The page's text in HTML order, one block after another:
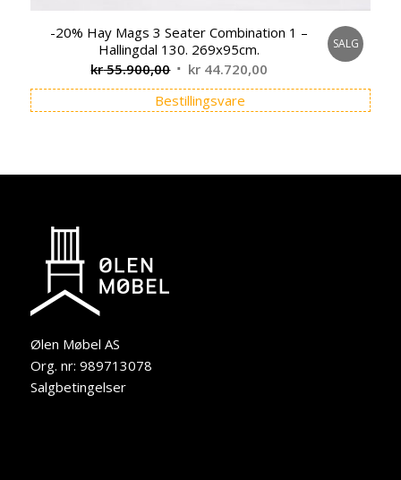
-20% Hay Mags 3 Seater Combination 1 –
Hallingdal 130. 269x95cm.
kr55.900,00 Opprinnelig
pris
var:
kr 44.720,00 Nåværende
pris
er:
SALG
Bestillingsvare
Ølen Møbel AS
Org. nr: 989713078
Salgbetingelser